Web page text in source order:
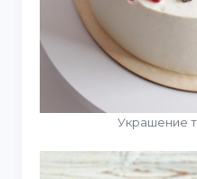
Украшение